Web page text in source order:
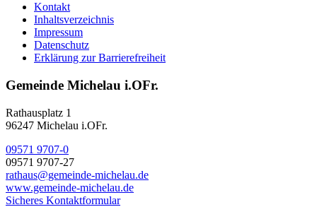
Kontakt
Inhaltsverzeichnis
Impressum
Datenschutz
Erklärung zur Barrierefreiheit
Gemeinde Michelau i.OFr.
Rathausplatz 1
96247 Michelau i.OFr.
09571 9707-0
09571 9707-27
rathaus@gemeinde-michelau.de
www.gemeinde-michelau.de
Sicheres Kontaktformular